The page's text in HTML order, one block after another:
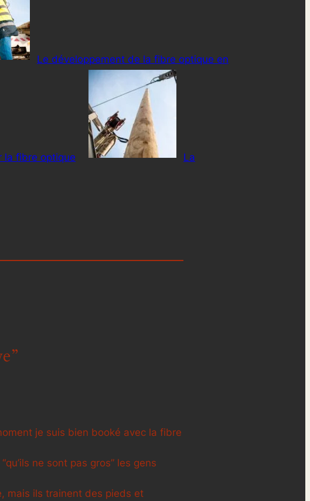
Le développement de la fibre optique en
la fibre optique
La
je suis bien booké avec la fibre
ne sont pas gros” les gens
mais ils trainent des pieds et